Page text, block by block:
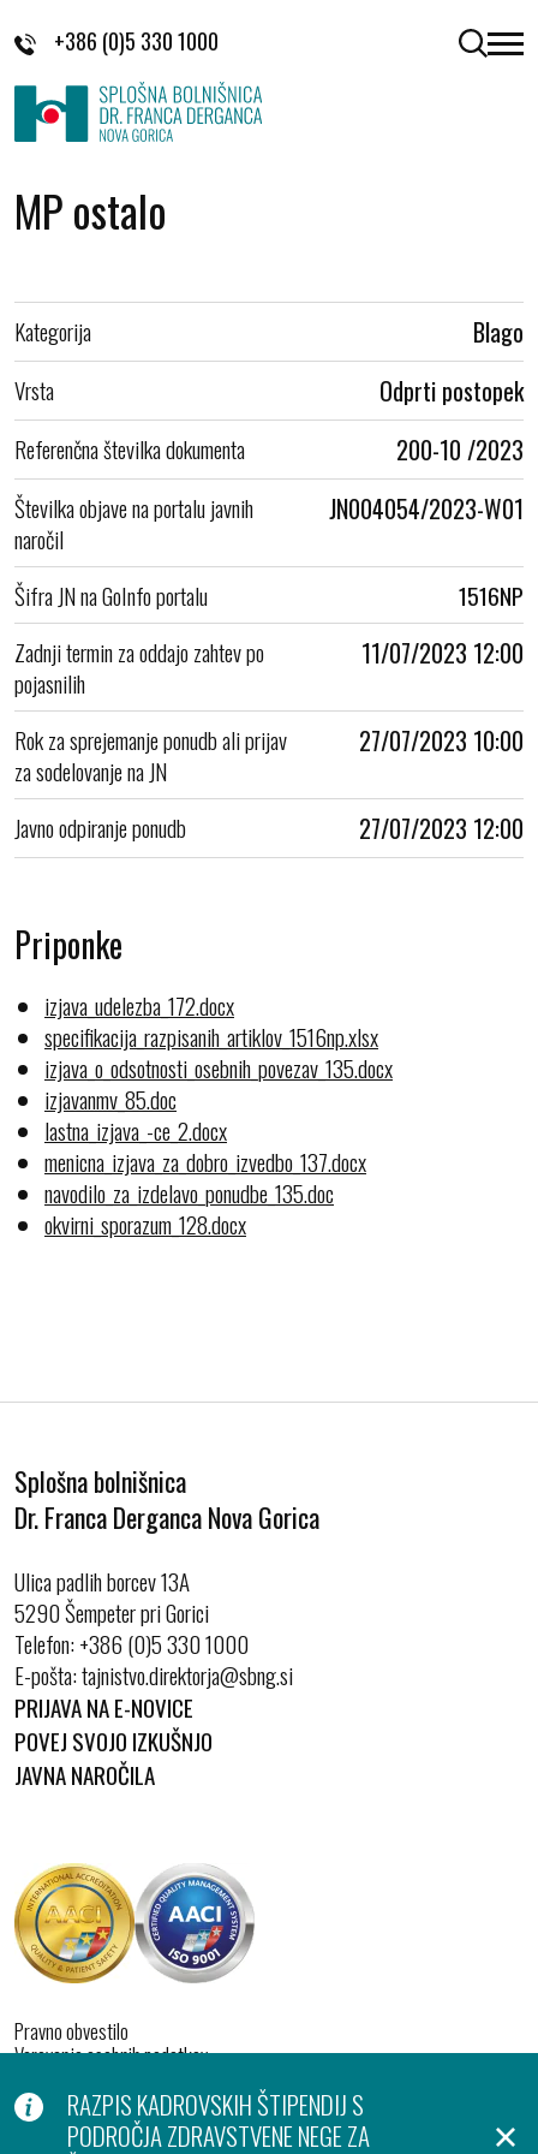
+386 (0)5 330 1000 odpri
MP ostalo
Kategorija Blago
Vrsta Odprti postopek
Referenčna številka dokumenta 200-10 /2023
Številka objave na portalu javnih
naročil
JN004054/2023-W01
Šifra JN na GoInfo portalu
1516NP
Zadnji termin za oddajo zahtev po
pojasnilih
11/07/2023 12:00
Rok za sprejemanje ponudb ali prijav
za sodelovanje na JN
27/07/2023 10:00
Javno odpiranje ponudb 27/07/2023 12:00
Priponke
izjava_udelezba_172.docx
specifikacija_razpisanih_artiklov_1516np.xlsx
izjava_o_odsotnosti_osebnih_povezav_135.docx
izjavanmv_85.doc
lastna_izjava_-ce_2.docx
menicna_izjava_za_dobro_izvedbo_137.docx
navodilo_za_izdelavo_ponudbe_135.doc
okvirni_sporazum_128.docx
Splošna bolnišnica
Dr. Franca Derganca Nova Gorica
Ulica padlih borcev 13A
5290 Šempeter pri Gorici
Telefon:+386 (0)5 330 1000
E-pošta:
PRIJAVA NA E-NOVICE
POVEJ SVOJO IZKUŠNJO
JAVNA NAROČILA
Pravno obvestilo
Varovanje osebnih podatkov
Piškotki
Produkcija:Ar©tur
RAZPIS KADROVSKIH ŠTIPENDIJ S
PODROČJA ZDRAVSTVENE NEGE ZA